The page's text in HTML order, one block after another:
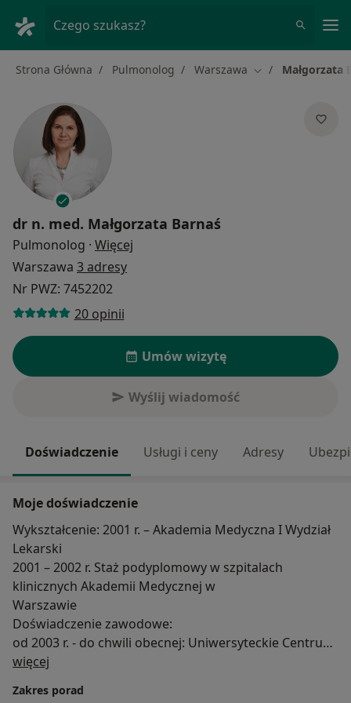
Czego szukasz?
Strona Główna Pulmonolog Warszawa Zmień miasto
Małgorzata
dr n. med. Małgorzata Barnaś
Pulmonolog · Więcej
Warszawa 3 adresy
Nr PWZ: 7452202
20 opinii
Umów wizytę
Wyślij wiadomość
Doświadczenie Usługi i ceny Adresy
Moje doświadczenie
Wykształcenie: 2001 r. – Akademia Medyczna I Wydział
Lekarski
2001 – 2002 r. Staż podyplomowy w szpitalach
klinicznych Akademii Medycznej w
Warszawie
Doświadczenie zawodowe:
od 2003 r. - do chwili obecnej: Uniwersyteckie Centrum
Kliniczne przy ul. Banacha 1a w Warszawie oraz
Katedra i Klinika Chorób Wewnętrznych,
więcej
Zakres porad